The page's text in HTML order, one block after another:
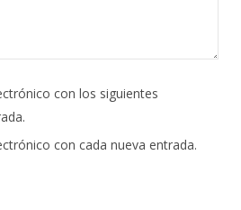
con los siguientes
con cada nueva entrada.